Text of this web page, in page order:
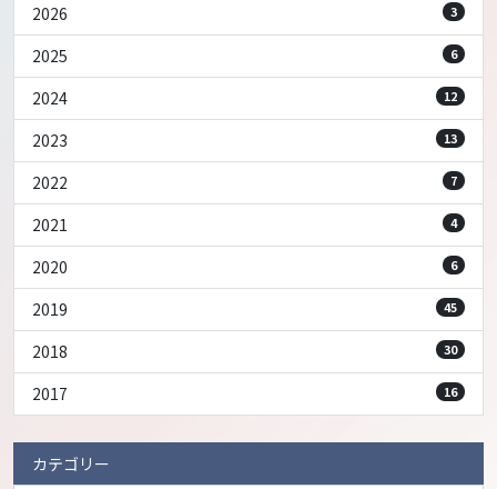
2026
3
2025 6
2024 12
2023 13
2022 7
2021 4
2020 6
2019 45
2018 30
2017 16
カテゴリー